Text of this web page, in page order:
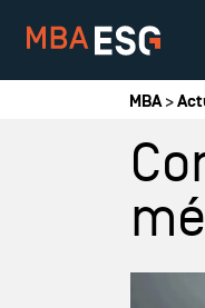
Vous
MBA>